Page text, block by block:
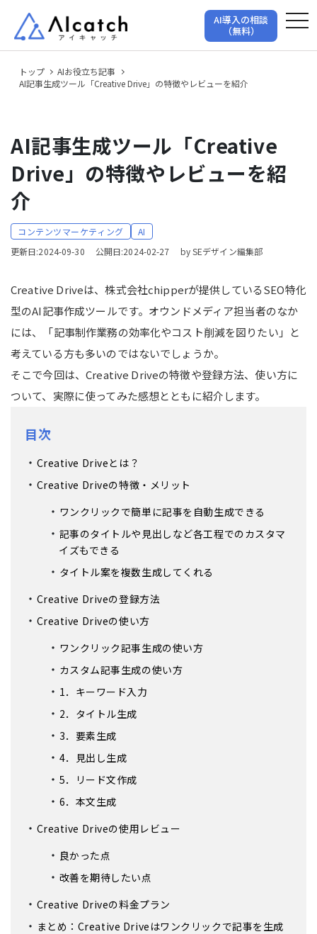
AI導入の相談
（無料）
トップ
AIお役立ち記事
AI記事生成ツール「Creative Drive」の特徴やレビューを紹介
AI記事生成ツール「Creative
Drive」の特徴やレビューを紹
介
コンテンツマーケティング
AI
更新日:2024-09-30
公開日:2024-02-27 by SEデザイン編集部
Creative Driveは、株式会社chipperが提供しているSEO特化
型のAI記事作成ツールです。オウンドメディア担当者のなか
には、「記事制作業務の効率化やコスト削減を図りたい」と
考えている方も多いのではないでしょうか。
そこで今回は、Creative Driveの特徴や登録方法、使い方に
ついて、実際に使ってみた感想とともに紹介します。
目次
Creative Driveとは？
Creative Driveの特徴・メリット
ワンクリックで簡単に記事を自動生成できる
記事のタイトルや見出しなど各工程でのカスタマ
イズもできる
タイトル案を複数生成してくれる
Creative Driveの登録方法
Creative Driveの使い方
ワンクリック記事生成の使い方
カスタム記事生成の使い方
1．キーワード入力
2．タイトル生成
3．要素生成
4．見出し生成
5．リード文作成
6．本文生成
Creative Driveの使用レビュー
良かった点
改善を期待したい点
Creative Driveの料金プラン
まとめ：Creative Driveはワンクリックで記事を生成